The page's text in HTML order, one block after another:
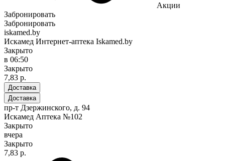
Акции
Забронировать
Забронировать
iskamed.by
Искамед Интернет-аптека Iskamed.by
Закрыто
в 06:50
Закрыто
7,83 р.
Доставка
Доставка
пр-т Дзержинского, д. 94
Искамед Аптека №102
Закрыто
вчера
Закрыто
7,83 р.